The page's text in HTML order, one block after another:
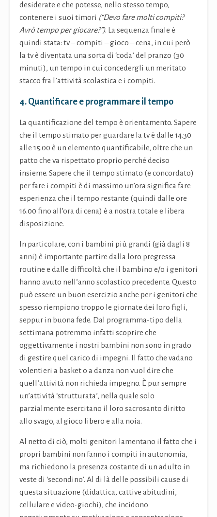
desiderate e che potesse, nello stesso tempo,
contenere i suoi timori (“Devo fare molti compiti?
Avrò tempo per giocare?”). La sequenza finale è
quindi stata: tv – compiti – gioco – cena, in cui però
la tv è diventata una sorta di ‘coda’ del pranzo (30
minuti), un tempo in cui concedergli un meritato
stacco fra l’attività scolastica e i compiti.
4. Quantificare e programmare il tempo
La quantificazione del tempo è orientamento. Sapere
che il tempo stimato per guardare la tv è dalle 14.30
alle 15.00 è un elemento quantificabile, oltre che un
patto che va rispettato proprio perché deciso
insieme. Sapere che il tempo stimato (e concordato)
per fare i compiti è di massimo un’ora significa fare
esperienza che il tempo restante (quindi dalle ore
16.00 fino all’ora di cena) è a nostra totale e libera
disposizione.
In particolare, con i bambini più grandi (già dagli 8
anni) è importante partire dalla loro pregressa
routine e dalle difficoltà che il bambino e/o i genitori
hanno avuto nell’anno scolastico precedente. Questo
può essere un buon esercizio anche per i genitori che
spesso riempiono troppo le giornate dei loro figli,
seppur in buona fede. Dal programma-tipo della
settimana potremmo infatti scoprire che
oggettivamente i nostri bambini non sono in grado
di gestire quel carico di impegni. Il fatto che vadano
volentieri a basket o a danza non vuol dire che
quell’attività non richieda impegno. È pur sempre
un’attività ‘strutturata’, nella quale solo
parzialmente esercitano il loro sacrosanto diritto
allo svago, al gioco libero e alla noia.
Al netto di ciò, molti genitori lamentano il fatto che i
propri bambini non fanno i compiti in autonomia,
ma richiedono la presenza costante di un adulto in
veste di ‘secondino’. Al di là delle possibili cause di
questa situazione (didattica, cattive abitudini,
cellulare e video-giochi), che incidono